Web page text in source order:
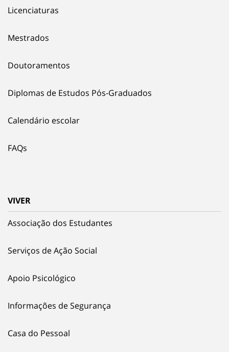
Licenciaturas
Mestrados
Doutoramentos
Diplomas de Estudos Pós-Graduados
Calendário escolar
FAQs
VIVER
Associação dos Estudantes
Serviços de Ação Social
Apoio Psicológico
Informações de Segurança
Casa do Pessoal